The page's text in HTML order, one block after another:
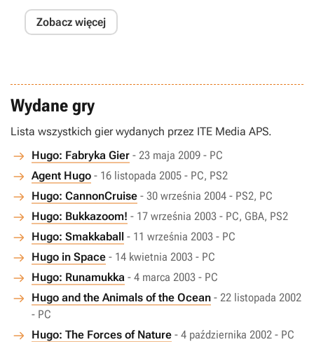
Zobacz więcej
Wydane gry
Lista wszystkich gier wydanych przez ITE Media APS.
Hugo: Fabryka Gier - 23 maja 2009 - PC
Agent Hugo - 16 listopada 2005 - PC, PS2
Hugo: CannonCruise - 30 września 2004 - PS2, PC
Hugo: Bukkazoom! - 17 września 2003 - PC, GBA, PS2
Hugo: Smakkaball - 11 września 2003 - PC
Hugo in Space - 14 kwietnia 2003 - PC
Hugo: Runamukka - 4 marca 2003 - PC
Hugo and the Animals of the Ocean - 22 listopada 2002
- PC
Hugo: The Forces of Nature - 4 października 2002 - PC